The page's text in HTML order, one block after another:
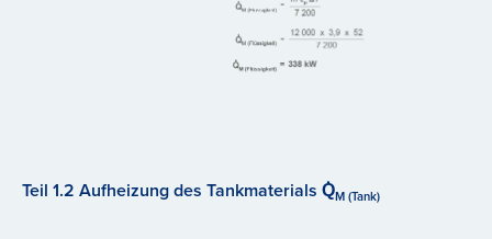
Teil 1.2 Aufheizung des Tankmaterials Q̇M (Tank)